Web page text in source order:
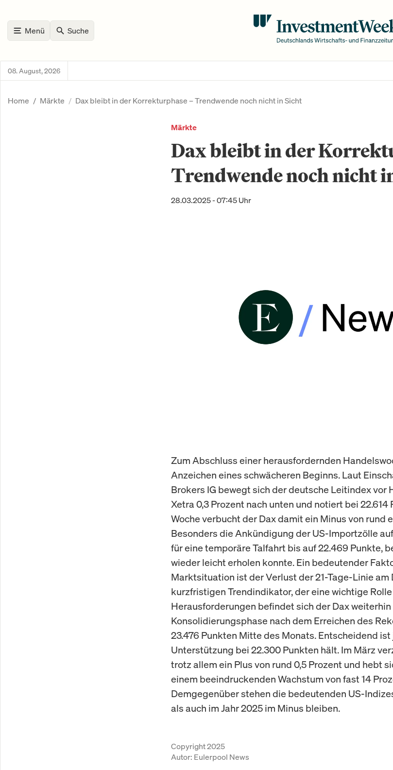
Menü Suche
08. August, 2026
Home Märkte Dax bleibt in der Korrekturphase – Trendwende noch nicht in Sicht
Märkte
Dax bleibt in der
Trendwende noch nicht
28.03.2025 - 07:45 Uhr
Zum Abschluss einer herausfordernden
Anzeichen eines schwächeren Beginns. Laut
Brokers IG bewegt sich der deutsche Leitindex vor
Xetra 0,3 Prozent nach unten und notiert bei 22.614
Woche verbucht der Dax damit ein Minus von rund
Besonders die Ankündigung der US-Importzölle
für eine temporäre Talfahrt bis auf 22.469 Punkte,
wieder leicht erholen konnte. Ein bedeutender
Marktsituation ist der Verlust der 21-Tage-Linie am
kurzfristigen Trendindikator, der eine wichtige
Herausforderungen befindet sich der Dax
Konsolidierungsphase nach dem Erreichen des
23.476 Punkten Mitte des Monats. Entscheidend
Unterstützung bei 22.300 Punkten hält. Im März
trotz allem ein Plus von rund 0,5 Prozent und hebt
einem beeindruckenden Wachstum von fast 14
Demgegenüber stehen die bedeutenden US-
als auch im Jahr 2025 im Minus bleiben.
Copyright 2025
Autor: Eulerpool News